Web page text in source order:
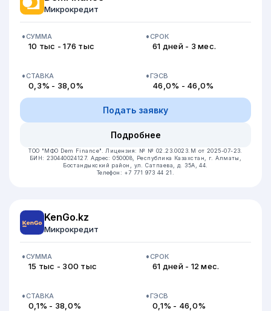
Микрокредит
СУММА
10 тыс - 176 тыс
СРОК
61 дней - 3 мес.
СТАВКА
0,3% - 38,0%
ГЭСВ
46,0% - 46,0%
Подать заявку
Подробнее
ТОО "МФО Dem Finance". Лицензия: № № 02.23.0023.М от 2025-07-23.
БИН: 230440024127.Адрес: 050008, Республика Казахстан, г. Алматы,
Бостандыкский район, ул. Сатпаева, д. 35А, 44.
Телефон: +7 771 973 44 21.
KenGo.kz
Микрокредит
СУММА
15 тыс - 300 тыс
СРОК
61 дней - 12 мес.
СТАВКА
0,1% - 38,0%
ГЭСВ
0,1% - 46,0%